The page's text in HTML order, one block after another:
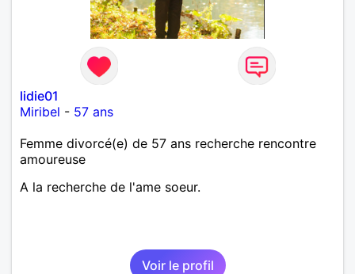
lidie01
Miribel - 57 ans
Femme divorcé(e) de 57 ans recherche rencontre
amoureuse
A la recherche de l'ame soeur.
Voir le profil